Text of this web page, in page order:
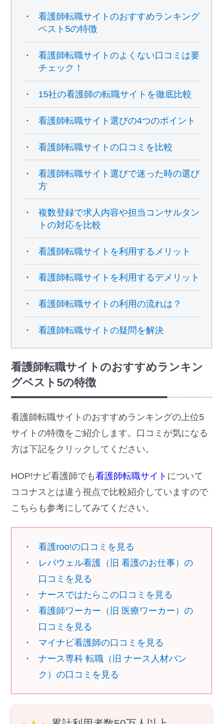
看護師転職サイトのおすすめランキング
ベスト5の特徴
看護師転職サイトのよくない口コミは要
チェック！
15社の看護師の転職サイトを徹底比較
看護師転職サイト選びの4つのポイント
看護師転職サイトの口コミを比較
看護師転職サイト選びで迷った時の選び
方
複数登録で求人内容や担当コンサルタン
トの対応を比較
看護師転職サイトを利用するメリット
看護師転職サイトを利用するデメリット
看護師転職サイトの利用の流れは？
看護師転職サイトの疑問を解決
看護師転職サイトのおすすめランキン
グベスト5の特徴
看護師転職サイトのおすすめランキングの上位5
サイトの特徴をご紹介します。口コミが気になる
方は下記をクリックしてください。
HOP!ナビ看護師でも看護師転職サイト について
ココナスとは違う視点で比較紹介していますので
こちらも参考にしてみてください。
看護roo!の口コミを見る
レバウェル看護（旧 看護のお仕事）の
口コミを見る
ナースではたらこの口コミを見る
看護師ワーカー（旧 医療ワーカー）の
口コミを見る
マイナビ看護師の口コミを見る
ナース専科 転職（旧 ナース人材バン
ク）の口コミを見る